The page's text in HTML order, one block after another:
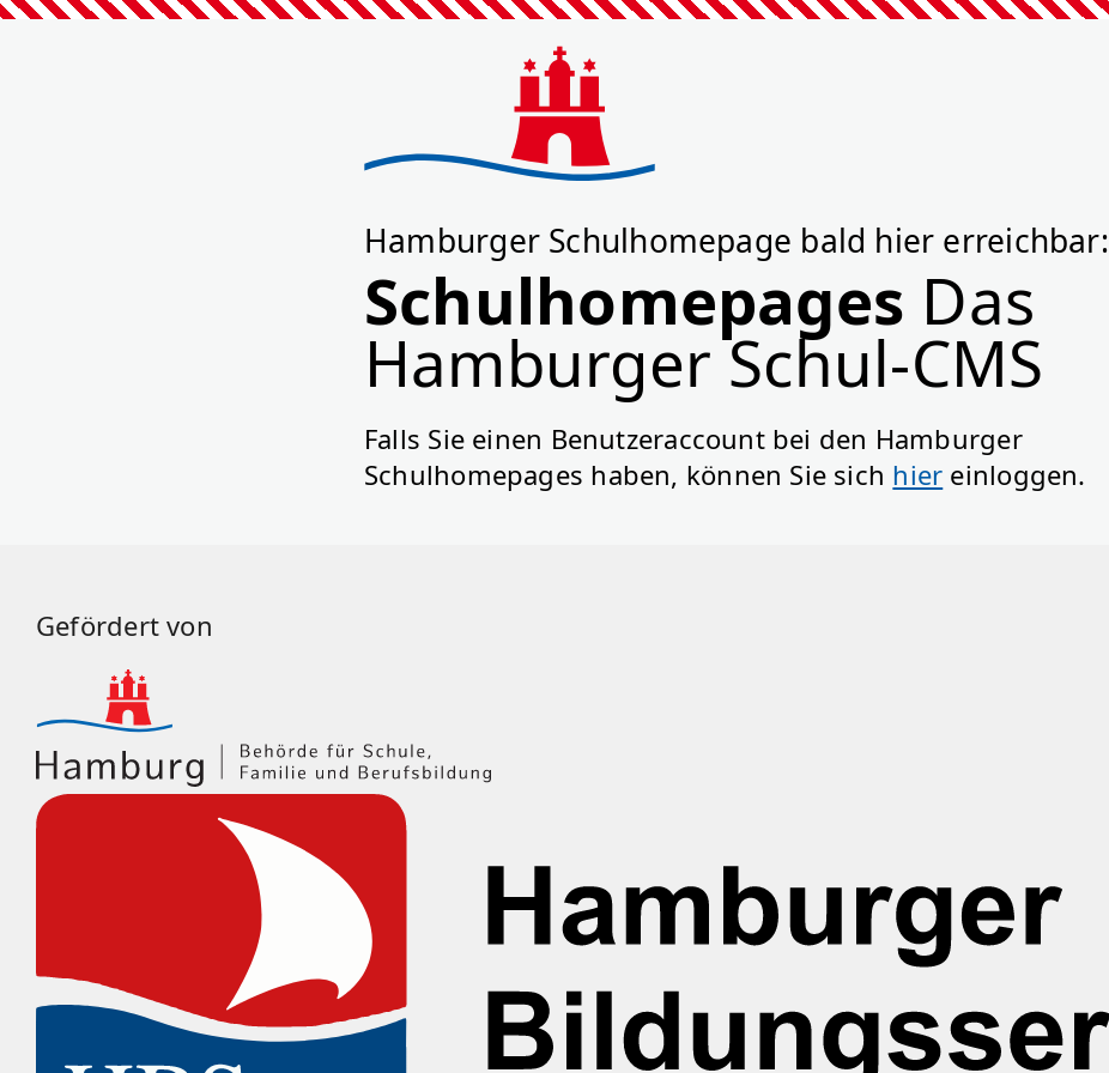
Hamburger Schulhomepage bald hier erreichbar:
Schulhomepages Das
Hamburger Schul-CMS
Falls Sie einen Benutzeraccount bei den Hamburger
Schulhomepages haben, können Sie sich hier einloggen.
Gefördert von